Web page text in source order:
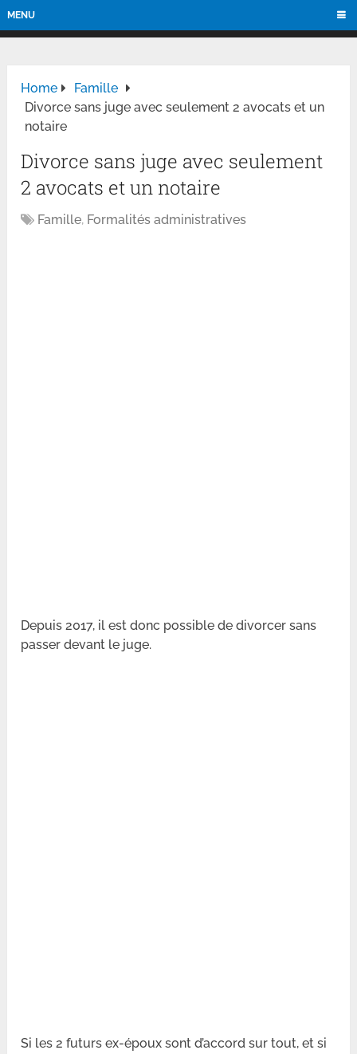
MENU
Home
Famille
Divorce sans juge avec seulement 2 avocats et un
notaire
Divorce sans juge avec seulement
2 avocats et un notaire
Famille, Formalités administratives
Depuis 2017, il est donc possible de divorcer sans
passer devant le juge.
Si les 2 futurs ex-époux sont d’accord sur tout, et si